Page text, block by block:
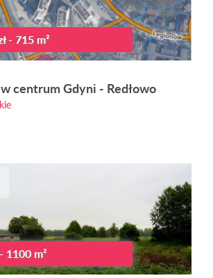
- 715 m²
centrum Gdyni - Redłowo
1100 m²